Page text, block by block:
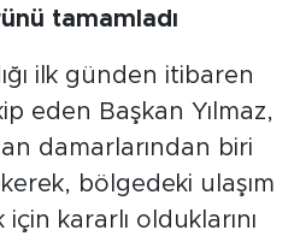
tamamladı
ilk günden itibaren
eden Başkan Yılmaz,
damarlarından biri
bölgedeki ulaşım
kararlı olduklarını